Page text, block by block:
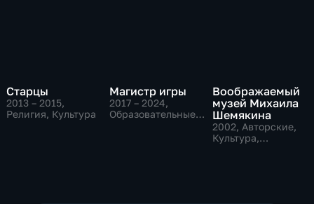
Старцы
2013 – 2015,
Религия, Культура
Магистр игры
2017 – 2024,
Образовательные,
Воображаемый
музей Михаила
Шемякина
2002, Авторские,
Культура,